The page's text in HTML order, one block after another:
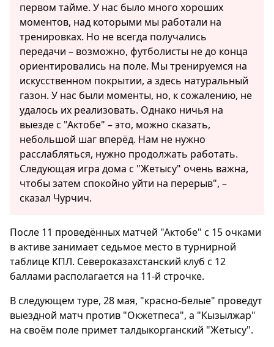
первом тайме. У нас было много хороших
моментов, над которыми мы работали на
тренировках. Но не всегда получались
передачи – возможно, футболисты не до конца
ориентировались на поле. Мы тренируемся на
искусственном покрытии, а здесь натуральный
газон. У нас были моменты, но, к сожалению, не
удалось их реализовать. Однако ничья на
выезде с "Актобе" – это, можно сказать,
небольшой шаг вперёд. Нам не нужно
расслабляться, нужно продолжать работать.
Следующая игра дома с "Жетысу" очень важна,
чтобы затем спокойно уйти на перерыв", –
сказал Чурчич.
После 11 проведённых матчей "Актобе" с 15 очками
в активе занимает седьмое место в турнирной
таблице КПЛ. Североказахстанский клуб с 12
баллами располагается на 11-й строчке.
В следующем туре, 28 мая, "красно-белые" проведут
выездной матч против "Окжетпеса", а "Кызылжар"
на своём поле примет талдыкорганский "Жетысу".